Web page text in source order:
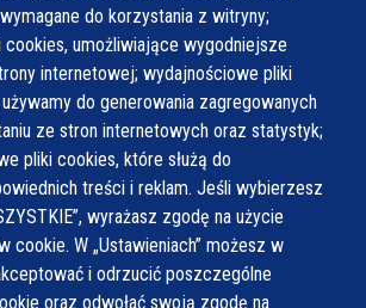
do korzystania z witryny;
cookies, umożliwiające wygodniejsze
internetowej; wydajnościowe pliki
do generowania zagregowanych
ze stron internetowych oraz statystyk;
pliki cookies, które służą do
treści i reklam. Jeśli wybierzesz
wyrażasz zgodę na użycie
cookie. W „Ustawieniach” możesz w
i odrzucić poszczególne
oraz odwołać swoją zgodę na